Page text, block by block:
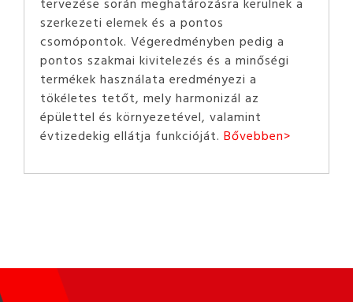
szerkezeti elemek és a pontos
csomópontok. Végeredményben pedig a
pontos szakmai kivitelezés és a minőségi
termékek használata eredményezi a
tökéletes tetőt, mely harmonizál az
épülettel és környezetével, valamint
évtizedekig ellátja funkcióját. Bővebben>